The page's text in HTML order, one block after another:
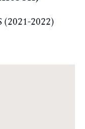
(2021-2022)